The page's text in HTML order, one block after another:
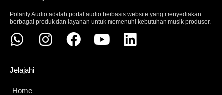
Polarity Audio adalah portal audio berbasis website yang menyediakan
berbagai produk dan layanan untuk memenuhi kebutuhan musik produser.
Jelajahi
Home